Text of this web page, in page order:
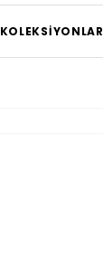
KOLEKSIYONLAR